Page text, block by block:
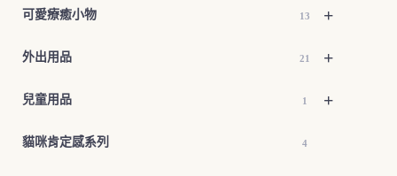
+
可愛療癒小物 13
+
外出用品 21
+
兒童用品 1
貓咪肯定感系列 4